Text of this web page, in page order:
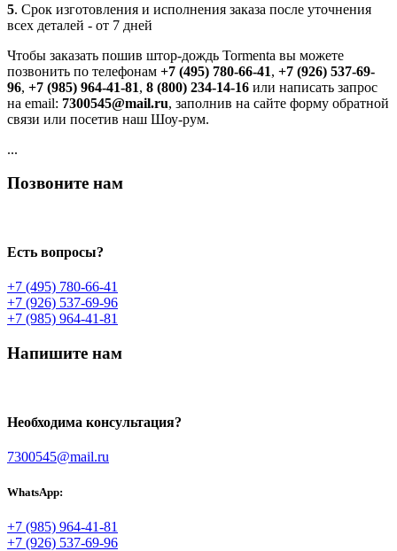
5. Срок изготовления и исполнения заказа после уточнения
всех деталей - от 7 дней
Чтобы заказать пошив штор-дождь Tormenta вы можете
позвонить по телефонам +7 (495) 780-66-41, +7 (926) 537-69-
96, +7 (985) 964-41-81, 8 (800) 234-14-16 или написать запрос
на email: 7300545@mail.ru, заполнив на сайте форму обратной
связи или посетив наш Шоу-рум.
...
Позвоните нам
Есть вопросы?
+7 (495) 780-66-41
+7 (926) 537-69-96
+7 (985) 964-41-81
Напишите нам
Необходима консультация?
7300545@mail.ru
WhatsApp:
+7 (985) 964-41-81
+7 (926) 537-69-96